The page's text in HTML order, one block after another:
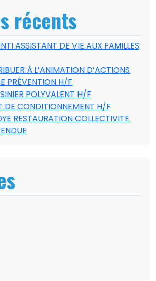
récents
ASSISTANT DE VIE AUX FAMILLES
À L’ANIMATION D’ACTIONS
PRÉVENTION H/F
POLYVALENT H/F
DE CONDITIONNEMENT H/F
RESTAURATION COLLECTIVITE